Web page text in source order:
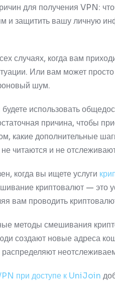
для получения VPN:
и защитить вашу личную
случаях, когда вам
Или вам может
шум.
использовать
причина, чтобы
какие дополнительные
читаются и не
когда вы ищете услуги
криптовалют — это
вам проводить
методы смешивания
создают новые адреса
распределяют
при доступе к UniJoin